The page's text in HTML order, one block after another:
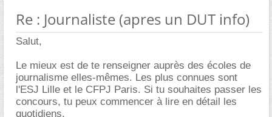
Re : Journaliste (apres un DUT info)
Salut,
Le mieux est de te renseigner auprès des écoles de
journalisme elles-mêmes. Les plus connues sont
l'ESJ Lille et le CFPJ Paris. Si tu souhaites passer les
concours, tu peux commencer à lire en détail les
quotidiens.